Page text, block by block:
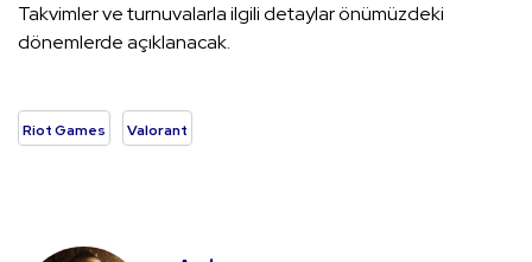
Takvimler ve turnuvalarla ilgili detaylar önümüzdeki
dönemlerde açıklanacak.
Riot Games Valorant